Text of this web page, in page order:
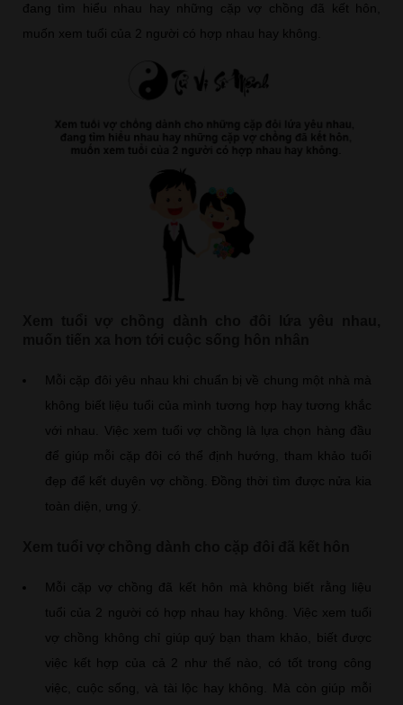
đang tìm hiểu nhau hay những cặp vợ chồng đã kết hôn,
muốn xem tuổi của 2 người có hợp nhau hay không.
Mỗi cặp đôi yêu nhau khi chuẩn bị về chung một nhà mà
không biết liệu tuổi của mình tương hợp hay tương khắc
với nhau. Việc xem tuổi vợ chồng là lựa chọn hàng đầu
để giúp mỗi cặp đôi có thể định hướng, tham khảo tuổi
đẹp để kết duyên vợ chồng. Đồng thời tìm được nửa kia
toàn diện, ưng ý.
Mỗi cặp vợ chồng đã kết hôn mà không biết rằng liệu
tuổi của 2 người có hợp nhau hay không. Việc xem tuổi
vợ chồng không chỉ giúp quý bạn tham khảo, biết được
việc kết hợp của cả 2 như thế nào, có tốt trong công
việc, cuộc sống, và tài lộc hay không. Mà còn giúp mỗi